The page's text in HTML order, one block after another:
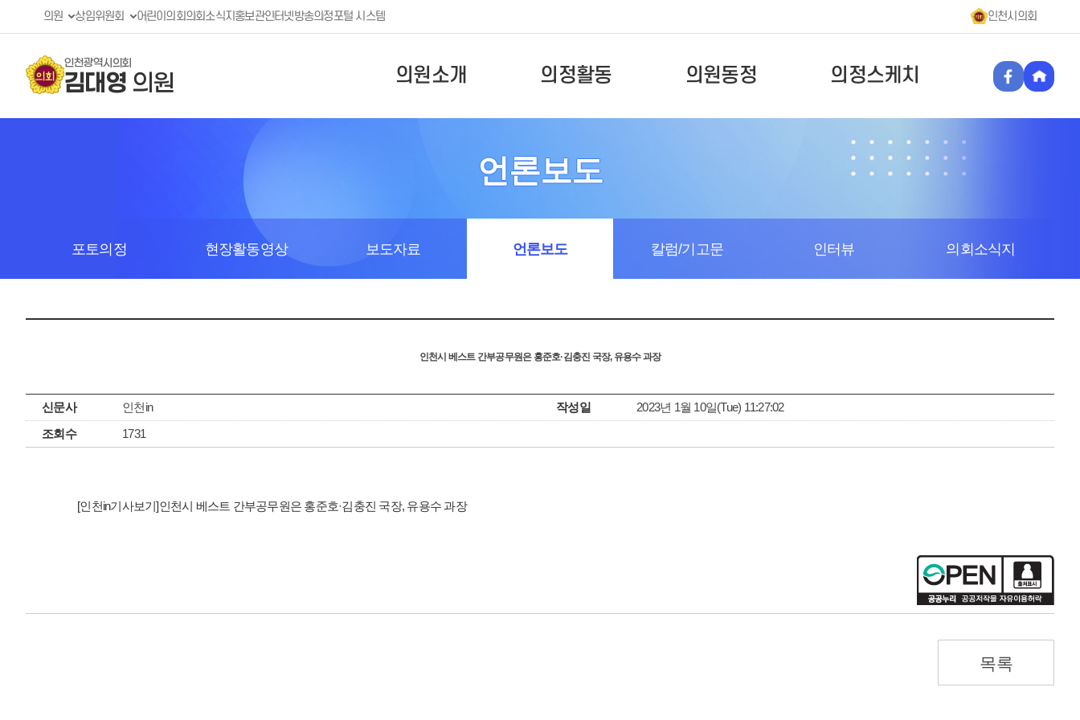
의원 상임위원회 어린이의회의회소식지 홍보관인터넷방송의정포털 시스템 인천시의회
인천광역시의회
김대영 의원 의원소개 의정활동 의원동정 의정스케치
언론보도
포토의정 현장활동영상 보도자료 언론보도 칼럼/기고문 인터뷰 의회소식지
인천시 베스트 간부공무원은 홍준호·김충진 국장, 유용수 과장
신문사 인천in 작성일
2023년 1월 10일(Tue) 11:27:02
조회수
1731
[인천in기사보기]인천시 베스트 간부공무원은 홍준호·김충진 국장, 유용수 과장
목록